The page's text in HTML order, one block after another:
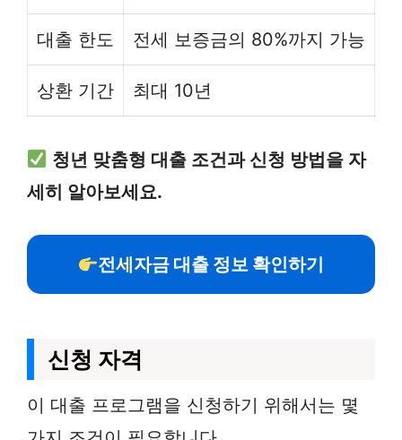
대출 한도 전세 보증금의 80%까지 가능
상환 기간 최대 10년
청년 맞춤형 대출 조건과 신청 방법을 자
세히 알아보세요.
전세자금 대출 정보 확인하기
신청 자격
이 대출 프로그램을 신청하기 위해서는 몇